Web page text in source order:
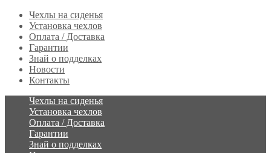
Чехлы на сиденья
Установка чехлов
Оплата / Доставка
Гарантии
Знай о подделках
Новости
Контакты
Чехлы на сиденья
Установка чехлов
Оплата / Доставка
Гарантии
Знай о подделках